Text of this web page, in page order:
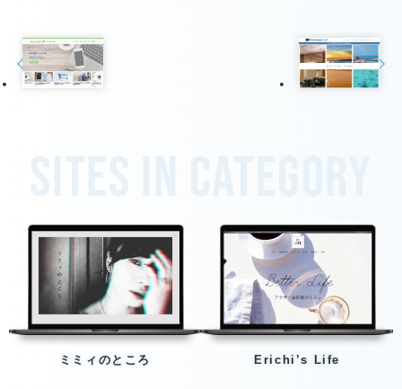
Sites in category
ミミィのところ Erichi’s Life